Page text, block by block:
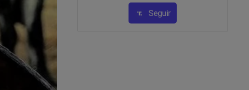
arquivo
Seguir